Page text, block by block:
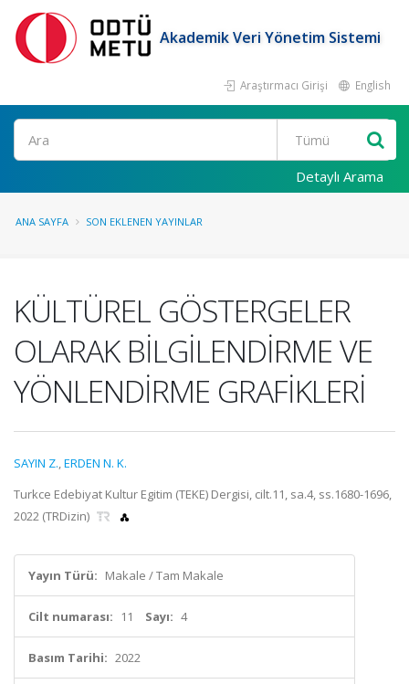
Akademik Veri Yönetim Sistemi
Araştırmacı Girişi English
Ara
Detaylı Arama
ANA SAYFA SON EKLENEN YAYINLAR
KÜLTÜREL GÖSTERGELER
OLARAK BİLGİLENDİRME VE
YÖNLENDİRME GRAFİKLERİ
SAYIN Z.,ERDEN N. K.
Turkce Edebiyat Kultur Egitim (TEKE) Dergisi, cilt.11, sa.4, ss.1680-1696,
2022 (TRDizin)
Yayın Türü: Makale / Tam Makale
Cilt numarası: 11 Sayı: 4
Basım Tarihi: 2022